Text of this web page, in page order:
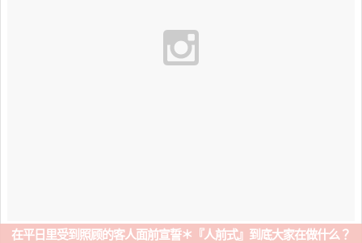
在平日里受到照顾的客人面前宣誓＊『人前式』到底大家在做什么？